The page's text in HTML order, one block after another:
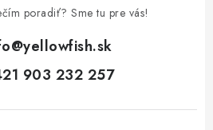
poradiť? Sme tu pre vás!
@yellowfish.sk
903 232 257